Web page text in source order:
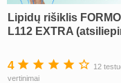
Lipidų rišiklis
L112 EXTRA
4
12
vertinimai